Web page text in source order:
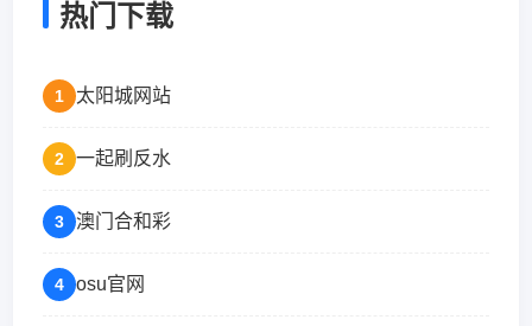
热门下载
1 太阳城网站
2 一起刷反水
3 澳门合和彩
4 osu官网